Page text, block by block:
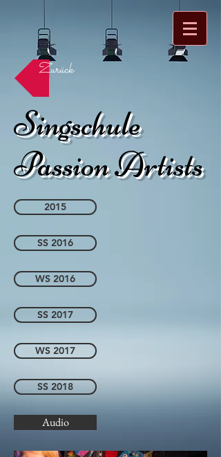
Zurück
Singschule
Passion Artists
2015
SS 2016
WS 2016
SS 2017
WS 2017
SS 2018
Audio